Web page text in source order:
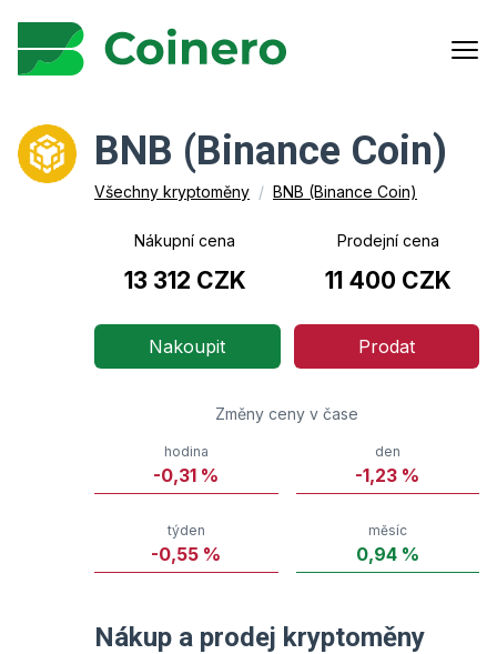
BNB (Binance Coin)
Všechny kryptoměny / BNB (Binance Coin)
Nákupní cena Prodejní cena
13 312 CZK 11 400 CZK
Nakoupit Prodat
Nákup a prodej kryptoměny
Změny ceny v čase
hodina
-0,31 %
den
-1,23 %
týden
-0,55 %
měsíc
0,94%